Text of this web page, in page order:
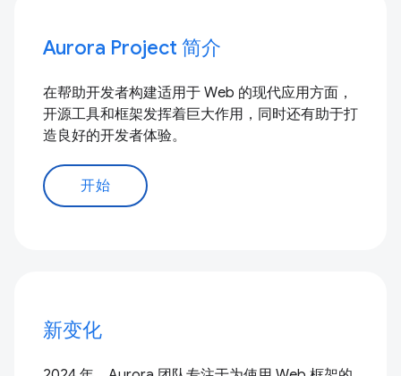
Aurora Project 简介
在帮助开发者构建适用于 Web 的现代应用方面，
开源工具和框架发挥着巨大作用，同时还有助于打
造良好的开发者体验。
开始
新变化